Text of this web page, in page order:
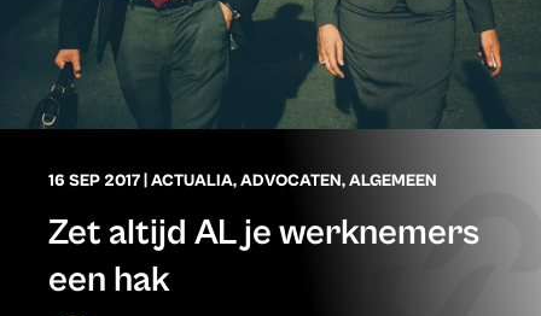
16 SEP 2017 ACTUALIA,ADVOCATEN,ALGEMEEN
Zet altijd AL je werknemers
een hak